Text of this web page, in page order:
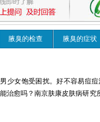
腋臭的检查 腋臭的症状
少女饱受困扰。好不容易痘
治愈吗？南京肤康皮肤病研究